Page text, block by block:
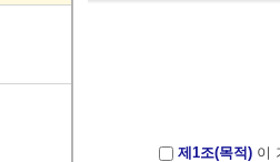
제1조(목적) 이